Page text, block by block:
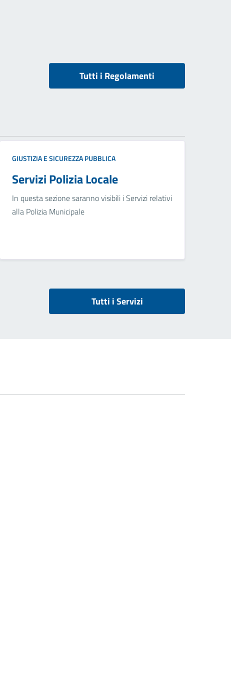
Tutti i Regolamenti
GIUSTIZIA E SICUREZZA PUBBLICA
Servizi Polizia Locale
In questa sezione saranno visibili i Servizi relativi
alla Polizia Municipale
Tutti i Servizi